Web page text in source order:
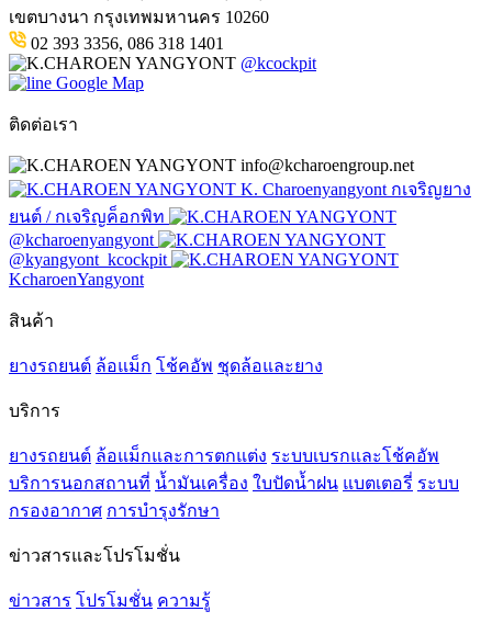
เขตบางนา กรุงเทพมหานคร 10260
02 393 3356, 086 318 1401
@kcockpit
Google Map
ติดต่อเรา
info@kcharoengroup.net
K. Charoenyangyont กเจริญยาง
ยนต์ / กเจริญค็อกพิท
@kcharoenyangyont
@kyangyont_kcockpit
KcharoenYangyont
สินค้า
ยางรถยนต์ ล้อแม็ก โช้คอัพ ชุดล้อและยาง
บริการ
ยางรถยนต์ ล้อแม็กและการตกแต่ง ระบบเบรกและโช้คอัพ
บริการนอกสถานที่ น้ำมันเครื่อง ใบปัดน้ำฝน แบตเตอรี่ ระบบ
กรองอากาศ การบำรุงรักษา
ข่าวสารและโปรโมชั่น
ข่าวสาร โปรโมชั่น ความรู้